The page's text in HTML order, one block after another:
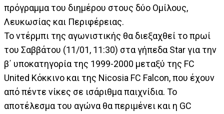
πρόγραμμα του διημέρου στους δύο Ομίλους,
Λευκωσίας και Περιφέρειας.
Το ντέρμπι της αγωνιστικής θα διεξαχθεί το πρωί
του Σαββάτου (11/01, 11:30) στα γήπεδα Star για την
β΄ υποκατηγορία της 1999-2000 μεταξύ της FC
United Κόκκινο και της Nicosia FC Falcon, που έχουν
από πέντε νίκες σε ισάριθμα παιχνίδια. Το
αποτέλεσμα του αγώνα θα περιμένει και η GC